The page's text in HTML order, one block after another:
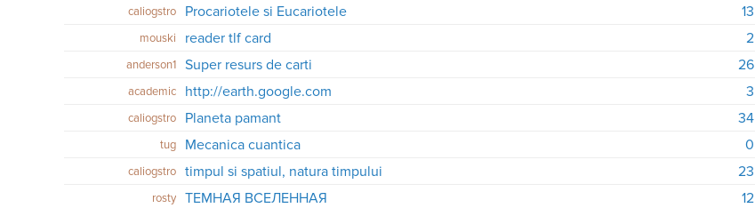
caliogstro
Procariotele si Eucariotele 13
mouski
reader tlf card 2
anderson1
Super resurs de carti 26
academic
http://earth.google.com 3
caliogstro
Planeta pamant 34
tug
Mecanica cuantica 0
caliogstro
timpul si spatiul, natura timpului 23
rosty
ТЕМНАЯ ВСЕЛЕННАЯ 12